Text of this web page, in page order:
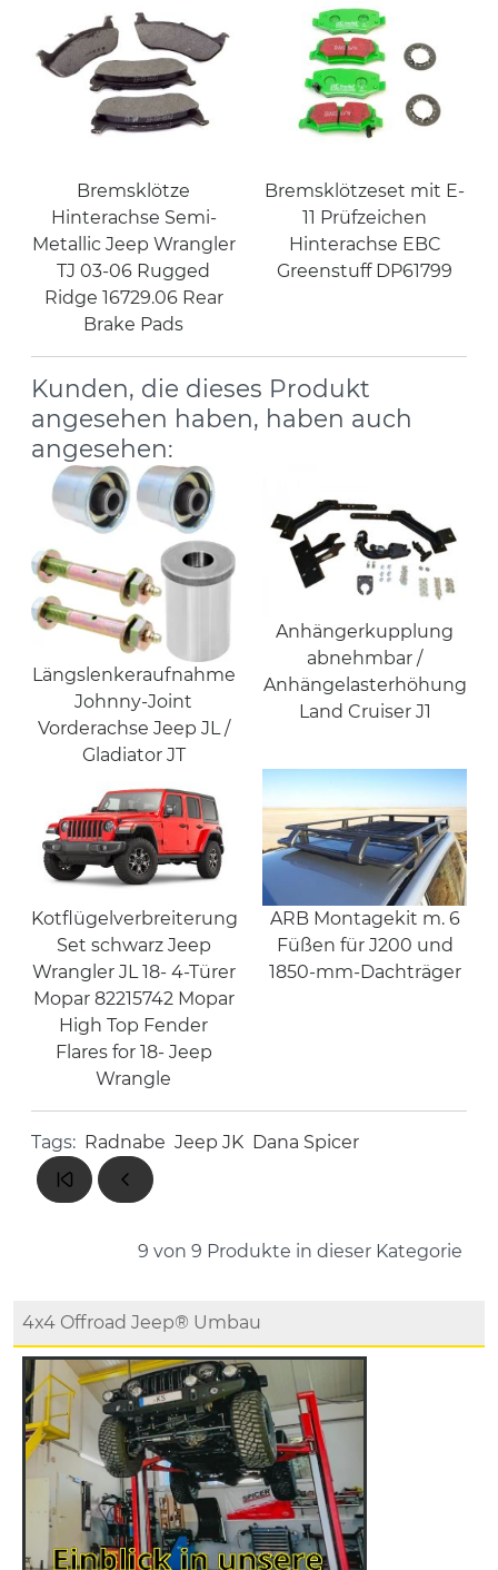
Bremsklötze
Hinterachse Semi-
Metallic Jeep Wrangler
TJ 03-06 Rugged
Ridge 16729.06 Rear
Brake Pads
Bremsklötzeset mit E-
11 Prüfzeichen
Hinterachse EBC
Greenstuff DP61799
Kunden, die dieses Produkt
angesehen haben, haben auch
angesehen:
Längslenkeraufnahme
Johnny-Joint
Vorderachse Jeep JL /
Gladiator JT
Anhängerkupplung
abnehmbar /
Anhängelasterhöhung
Land Cruiser J1
Kotflügelverbreiterung
Set schwarz Jeep
Wrangler JL 18- 4-Türer
Mopar 82215742 Mopar
High Top Fender
Flares for 18- Jeep
Wrangle
ARB Montagekit m. 6
Füßen für J200 und
1850-mm-Dachträger
Tags: Radnabe Jeep JK Dana Spicer
9 von 9 Produkte in dieser Kategorie
4x4 Offroad Jeep® Umbau